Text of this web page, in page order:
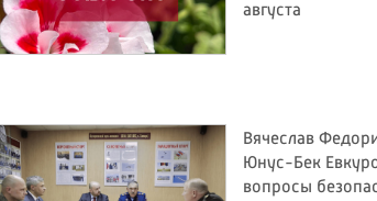
августа
Вячеслав
Юнус-Бек
вопросы